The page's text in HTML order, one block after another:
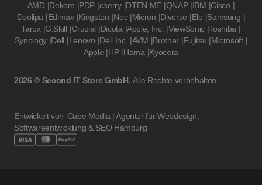
AMD |Dekom |PDP |cherry |DTEN ME |QNAP |IBM |Cisco |
Duolipa |Edimax |Kingston |Nec |Micron |Diverse |Elo |Samsung |
Tarox |G.Skill |Crucial |Dicota |Apple, Inc. |ViewSonic |Toshiba |
Synology |Dell |Lenovo |Dell Inc. |AVM |Brother |Fujitsu |Microsoft |
Apple |HP |Hama |Kyocera
2026 © Second IT Store GmbH. Alle Rechte vorbehalten.
Entwickelt von Cube Media | Agentur für Webdesign,
Softwareentwicklung & SEO Hamburg